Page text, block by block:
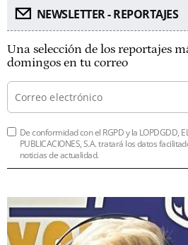
NEWSLETTER - REPORTAJES
Una selección de los reportajes
domingos en tu correo
De conformidad con el RGPD y la LOPDGDD,
PUBLICACIONES, S.A. tratará los datos
noticias de actualidad.